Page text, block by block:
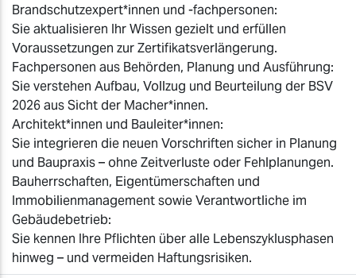
Brandschutzexpert*innen und -fachpersonen:
Sie aktualisieren Ihr Wissen gezielt und erfüllen
Voraussetzungen zur Zertifikatsverlängerung.
Fachpersonen aus Behörden, Planung und Ausführung:
Sie verstehen Aufbau, Vollzug und Beurteilung der BSV
2026 aus Sicht der Macher*innen.
Architekt*innen und Bauleiter*innen:
Sie integrieren die neuen Vorschriften sicher in Planung
und Baupraxis – ohne Zeitverluste oder Fehlplanungen.
Bauherrschaften, Eigentümerschaften und
Immobilienmanagement sowie Verantwortliche im
Gebäudebetrieb:
Sie kennen Ihre Pflichten über alle Lebenszyklusphasen
hinweg – und vermeiden Haftungsrisiken.